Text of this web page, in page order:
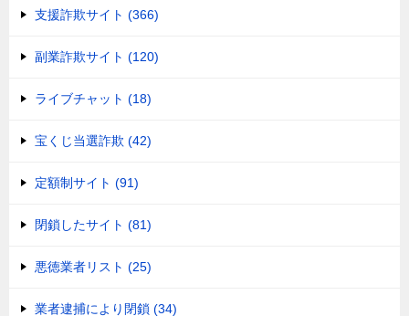
支援詐欺サイト (366)
副業詐欺サイト (120)
ライブチャット (18)
宝くじ当選詐欺 (42)
定額制サイト (91)
閉鎖したサイト (81)
悪徳業者リスト (25)
業者逮捕により閉鎖 (34)